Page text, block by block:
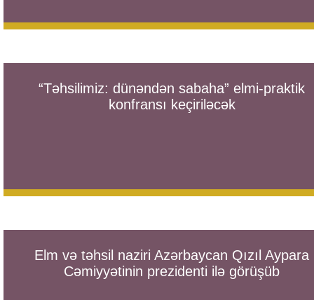
“Təhsilimiz: dünəndən sabaha” elmi-praktik
konfransı keçiriləcək
Elm və təhsil naziri Azərbaycan Qızıl Aypara
Cəmiyyətinin prezidenti ilə görüşüb